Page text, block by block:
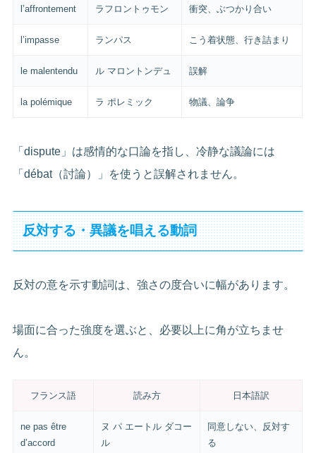
l’affrontement ラフロントゥモン 衝突、ぶつかり合い
l’impasse ランパス こう着状態、行き詰まり
le malentendu ル マロントンデュ 誤解
la polémique ラ ポレミック 物議、論争
「dispute」は感情的な口論を指し、冷静な議論には
「débat（討論）」を使うと誤解されません。
反対する・異議を唱える動詞
反対の意を示す動詞は、強さの度合いに幅があります。
場面に合った強度を選ぶと、必要以上に角が立ちませ
ん。
フランス語 読み方 日本語訳
ne pas être
d’accord
ヌ パ エートル ダコー
ル
同意しない、反対す
る